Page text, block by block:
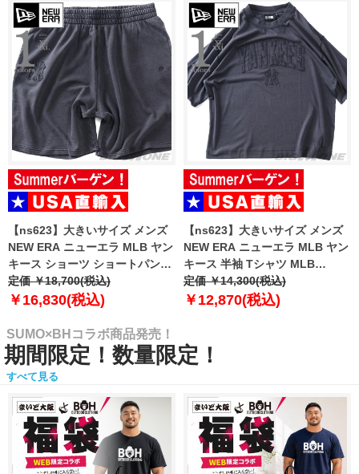
【ns623】大きいサイズ メンズ
NEW ERA ニューエラ MLB ヤン
キース ショーツ ショートパンツ
ハーフパンツ MLB WASHED
NEW YORK YANKEES T-SHIRT
定価 ￥18,700(税込)
￥16,830(税込)
【ns623】大きいサイズ メンズ
NEW ERA ニューエラ MLB ヤン
キース 半袖 Tシャツ MLB
WASHED NEW YORK YANKEES
T-SHIRT USA直輸入 60771645
定価 ￥14,300(税込)
￥12,870(税込)
SUMO×BHコラボ商品発売！
期間限定！数量限定！
すべて見る